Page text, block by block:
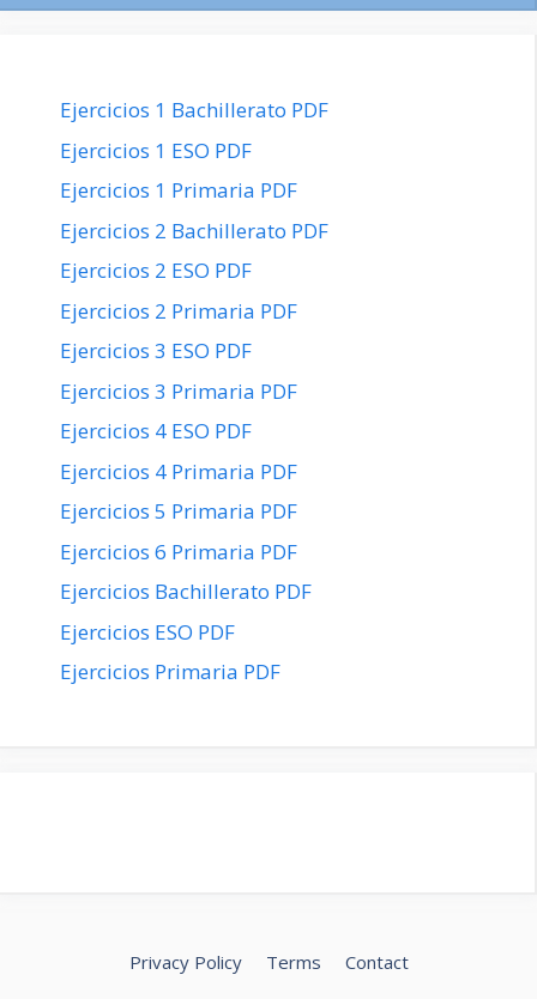
Ejercicios 1 Bachillerato PDF
Ejercicios 1 ESO PDF
Ejercicios 1 Primaria PDF
Ejercicios 2 Bachillerato PDF
Ejercicios 2 ESO PDF
Ejercicios 2 Primaria PDF
Ejercicios 3 ESO PDF
Ejercicios 3 Primaria PDF
Ejercicios 4 ESO PDF
Ejercicios 4 Primaria PDF
Ejercicios 5 Primaria PDF
Ejercicios 6 Primaria PDF
Ejercicios Bachillerato PDF
Ejercicios ESO PDF
Ejercicios Primaria PDF
Privacy Policy Terms
Contact